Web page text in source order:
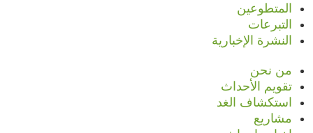
المتطوعين
التبرعات
النشرة الإخبارية
من نحن
تقويم الأحداث
استكشاف الغد
مشاريع